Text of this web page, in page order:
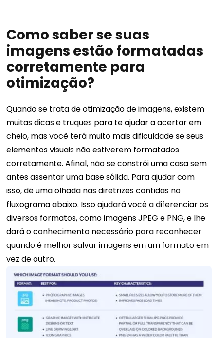
Como saber se suas
imagens estão formatadas
corretamente para
otimização?
Quando se trata de otimização de imagens, existem
muitas dicas e truques para te ajudar a acertar em
cheio, mas você terá muito mais dificuldade se seus
elementos visuais não estiverem formatados
corretamente. Afinal, não se constrói uma casa sem
antes assentar uma base sólida. Para ajudar com
isso, dê uma olhada nas diretrizes contidas no
fluxograma abaixo. Isso ajudará você a diferenciar os
diversos formatos, como imagens JPEG e PNG, e lhe
dará o conhecimento necessário para reconhecer
quando é melhor salvar imagens em um formato em
vez de outro.